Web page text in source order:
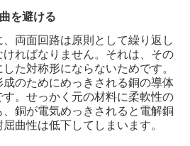
を避ける
両面回路は原則として繰り返し
ればなりません。それは、その
た対称形にならないためです。
のためにめっきされる銅の導体
。せっかく元の材料に柔軟性の
銅が電気めっきされると電解銅
曲性は低下してしまいます。